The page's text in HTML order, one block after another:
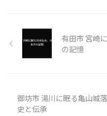
有田市 宮崎
の記憶
御坊市 湯川に眠る亀山城
史と伝承